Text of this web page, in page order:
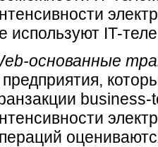
используют IT-
основанные
предприятия,